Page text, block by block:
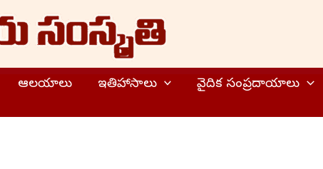
ఆలయాలు ఇతిహాసాలు వైదిక సంప్రదాయాలు